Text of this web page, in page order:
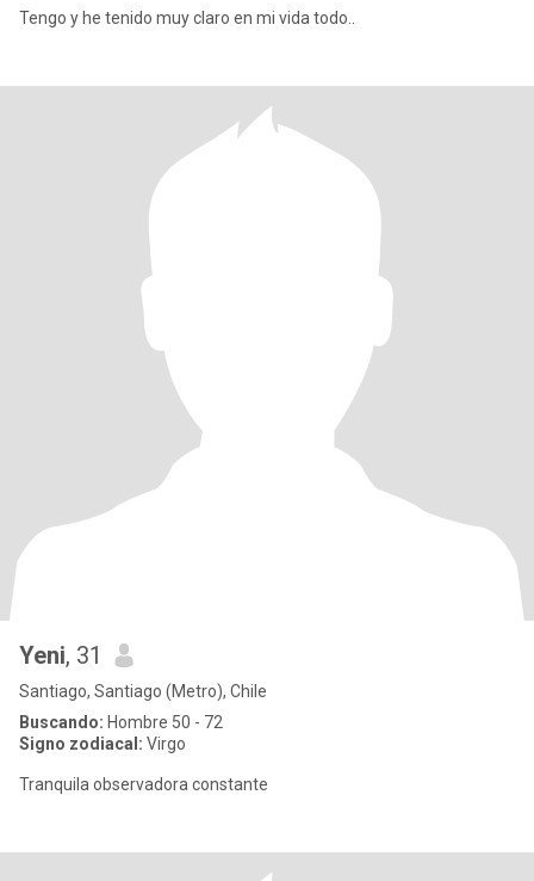
Tengo y he tenido muy claro en mi vida todo..
Yeni, 31
Santiago, Santiago (Metro), Chile
Buscando: Hombre 50 - 72
Signo zodiacal: Virgo
Tranquila observadora constante